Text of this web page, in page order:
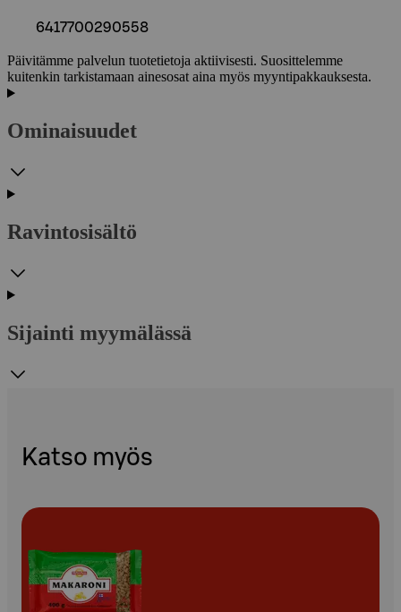
6417700290558
Päivitämme palvelun tuotetietoja aktiivisesti. Suosittelemme
kuitenkin tarkistamaan ainesosat aina myös myyntipakkauksesta.
Ominaisuudet
Ravintosisältö
Sijainti myymälässä
Katso myös